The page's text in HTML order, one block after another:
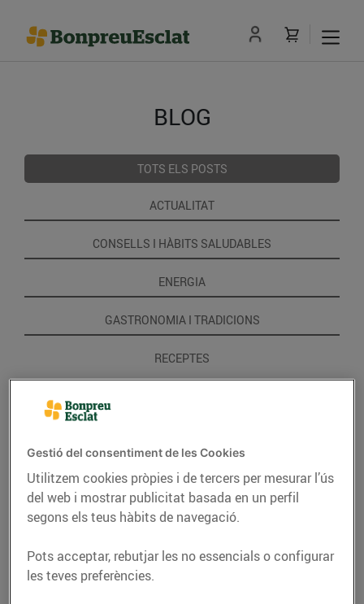
BLOG
TOTS ELS POSTS
ACTUALITAT
CONSELLS I HÀBITS SALUDABLES
ENERGIA
GASTRONOMIA I TRADICIONS
RECEPTES
Gestió del consentiment de les Cookies
Utilitzem cookies pròpies i de tercers per mesurar l’ús
del web i mostrar publicitat basada en un perfil
segons els teus hàbits de navegació.
Pots acceptar, rebutjar les no essencials o configurar
les teves preferències.